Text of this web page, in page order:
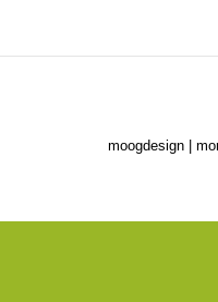
moogdesign |